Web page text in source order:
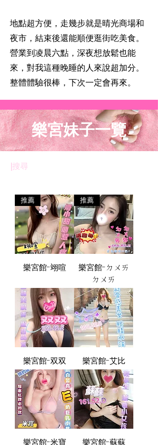
地點超方便，走幾步就是晴光商場和
夜市，結束後還能順便逛街吃美食。
營業到凌晨六點，深夜想放鬆也能
來，對我這種晚睡的人來說超加分。
整體體驗很棒，下次一定會再來。
樂宮妹子一覽
搜尋
推薦
樂宮館-翊喧
推薦
樂宮館-ㄉㄨㄞ
ㄉㄨㄞ
樂宮館-双双 樂宮館-艾比
樂宮館-米寶 樂宮館-蘇蘇